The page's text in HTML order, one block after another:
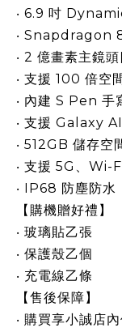
‧ 6.9 吋
‧ Snapdragon
‧ 2 億畫素主鏡
‧ 支援 100 倍空
‧ 內建 S Pen 手
‧ 支援 Galaxy
‧ 512GB 儲存空
‧ 支援 5G、Wi-
‧ IP68 防塵防水
【購機贈好禮】
‧ 玻璃貼乙張
‧ 保護殼乙個
‧ 充電線乙條
【售後保障】
‧ 購買享小誠店